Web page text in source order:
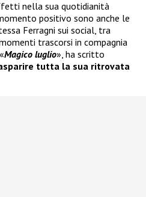
nella sua quotidianità
positivo sono anche le
Ferragni sui social, tra
trascorsi in compagnia
Magico luglio», ha scritto
tutta la sua ritrovata